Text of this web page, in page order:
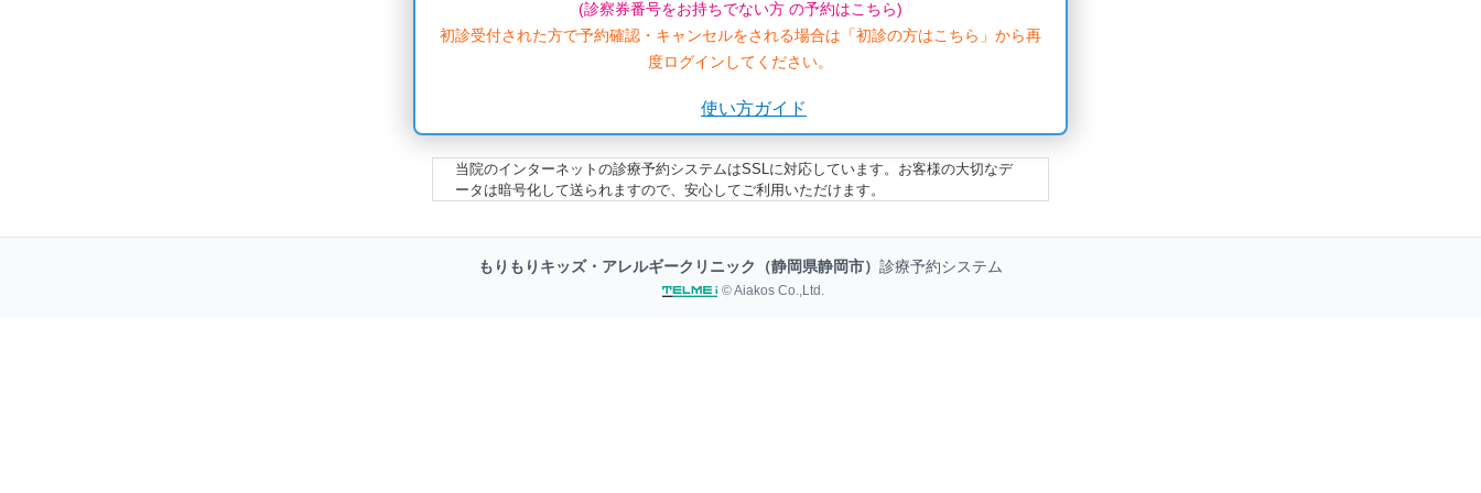
(診察券番号をお持ちでない方 の予約はこちら)
初診受付された方で予約確認・キャンセルをされる場合は「初診の方はこちら」から再
度ログインしてください。
使い方ガイド
当院のインターネットの診療予約システムはSSLに対応しています。お客様の大切なデ
ータは暗号化して送られますので、安心してご利用いただけます。
もりもりキッズ・アレルギークリニック（静岡県静岡市） 診療予約システム
© Aiakos Co.,Ltd.